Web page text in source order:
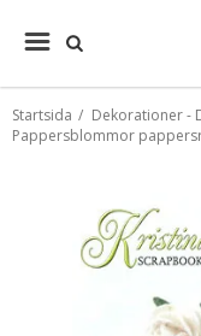
Startsida / Dekorationer -
Pappersblommor